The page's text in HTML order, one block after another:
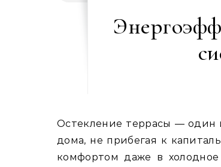
Остекление террасы — один из самых эффективных способов увеличить полезную площадь
дома, не прибегая к
комфортом даже в холодное